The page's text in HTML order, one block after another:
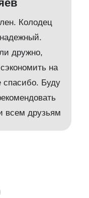
Колодец
дружно,
на
спасибо. Буду
всем друзьям